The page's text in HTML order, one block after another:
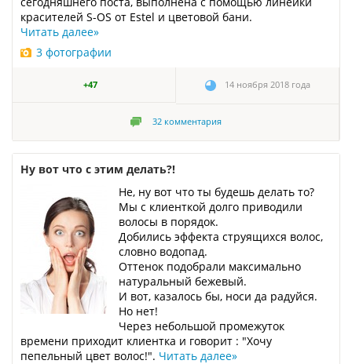
красителей S-OS от Estel и цветовой бани.
Читать далее»
3 фотографии
+47 14 ноября 2018 года
32 комментария
Ну вот что с этим делать?!
Не, ну вот что ты будешь делать то?
Мы с клиенткой долго приводили
волосы в порядок.
Добились эффекта струящихся волос,
словно водопад.
Оттенок подобрали максимально
натуральный бежевый.
И вот, казалось бы, носи да радуйся.
Но нет!
Через небольшой промежуток
времени приходит клиентка и говорит : "Хочу
пепельный цвет волос!". Читать далее»